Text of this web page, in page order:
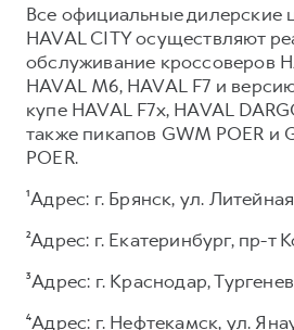
Все официальные дилерские
HAVAL CITY осуществляют
обслуживание кроссоверов
HAVAL М6, HAVAL F7 и
купе HAVAL F7x, HAVAL
также пикапов GWM POER и
POER.
¹Адрес: г. Брянск, ул.
²Адрес: г. Екатеринбург, пр-т
³Адрес: г. Краснодар,
⁴Адрес: г. Нефтекамск, ул.